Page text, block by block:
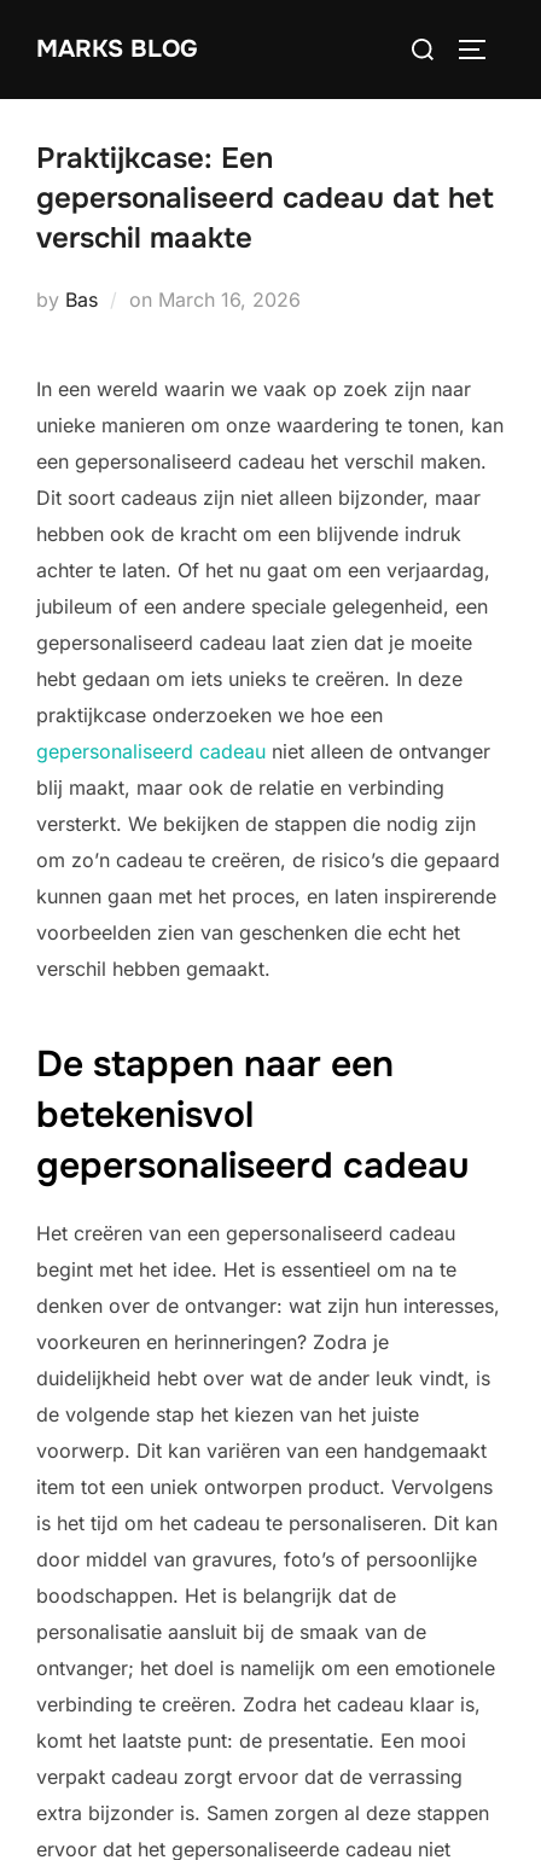
MARKS BLOG
Search
Praktijkcase: Een
gepersonaliseerd cadeau dat het
verschil maakte
by Bas on Posted
March 16, 2026
In een wereld waarin we vaak op zoek zijn naar
unieke manieren om onze waardering te tonen, kan
een gepersonaliseerd cadeau het verschil maken.
Dit soort cadeaus zijn niet alleen bijzonder, maar
hebben ook de kracht om een blijvende indruk
achter te laten. Of het nu gaat om een verjaardag,
jubileum of een andere speciale gelegenheid, een
gepersonaliseerd cadeau laat zien dat je moeite
hebt gedaan om iets unieks te creëren. In deze
praktijkcase onderzoeken we hoe een
gepersonaliseerd cadeau niet alleen de ontvanger
blij maakt, maar ook de relatie en verbinding
versterkt. We bekijken de stappen die nodig zijn
om zo’n cadeau te creëren, de risico’s die gepaard
kunnen gaan met het proces, en laten inspirerende
voorbeelden zien van geschenken die echt het
verschil hebben gemaakt.
De stappen naar een
betekenisvol
gepersonaliseerd cadeau
Het creëren van een gepersonaliseerd cadeau
begint met het idee. Het is essentieel om na te
denken over de ontvanger: wat zijn hun interesses,
voorkeuren en herinneringen? Zodra je
duidelijkheid hebt over wat de ander leuk vindt, is
de volgende stap het kiezen van het juiste
voorwerp. Dit kan variëren van een handgemaakt
item tot een uniek ontworpen product. Vervolgens
is het tijd om het cadeau te personaliseren. Dit kan
door middel van gravures, foto’s of persoonlijke
boodschappen. Het is belangrijk dat de
personalisatie aansluit bij de smaak van de
ontvanger; het doel is namelijk om een emotionele
verbinding te creëren. Zodra het cadeau klaar is,
komt het laatste punt: de presentatie. Een mooi
verpakt cadeau zorgt ervoor dat de verrassing
extra bijzonder is. Samen zorgen al deze stappen
ervoor dat het gepersonaliseerde cadeau niet